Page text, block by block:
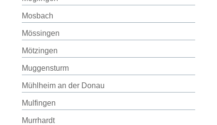
Mosbach
Mössingen
Mötzingen
Muggensturm
Mühlheim an der Donau
Mulfingen
Murrhardt